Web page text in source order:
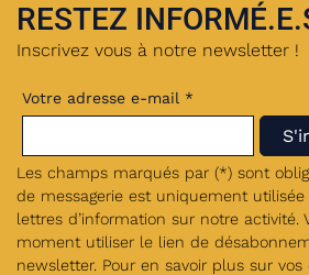
RESTEZ
Inscrivez vous à notre newsletter !
Votre adresse e-mail *
Les champs marqués par (*) sont
de messagerie est uniquement
lettres d’information sur notre activité.
moment utiliser le lien de
newsletter. Pour en savoir plus sur vos